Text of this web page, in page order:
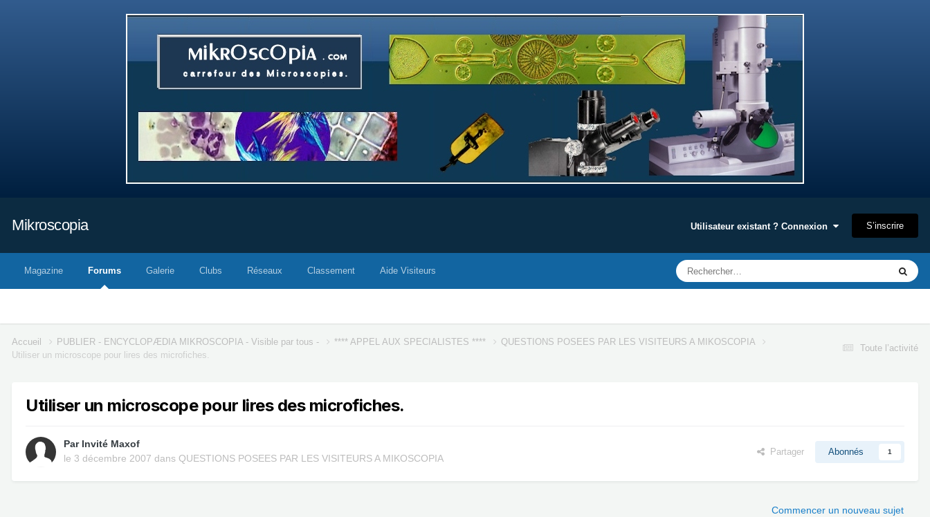
Mikroscopia Utilisateur existant ? Connexion S’inscrire
Magazine Forums Galerie Clubs Réseaux Classement Aide Visiteurs
Toute l’activité
Accueil PUBLIER - ENCYCLOPÆDIA MIKROSCOPIA - Visible par tous - **** APPEL AUX SPECIALISTES ****
QUESTIONS POSEES PAR LES VISITEURS A MIKOSCOPIA
Utiliser un microscope pour lires des microfiches.
Utiliser un microscope pour lires des microfiches.
Par Invité Maxof
le 3 décembre 2007 dans QUESTIONS POSEES PAR LES VISITEURS A MIKOSCOPIA
Partager Abonnés 1
Commencer un nouveau sujet